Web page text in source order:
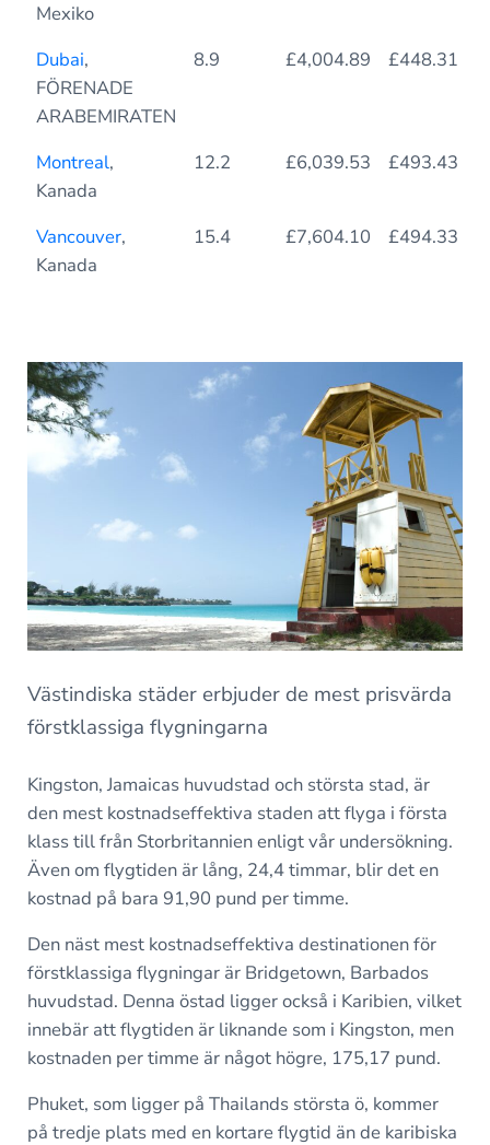
Mexiko
Dubai,
FÖRENADE
ARABEMIRATEN
8.9 £4,004.89 £448.31
Montreal,
Kanada
12.2 £6,039.53 £493.43
Vancouver,
Kanada
15.4 £7,604.10 £494.33
Västindiska städer erbjuder de mest prisvärda
förstklassiga flygningarna
Kingston, Jamaicas huvudstad och största stad, är
den mest kostnadseffektiva staden att flyga i första
klass till från Storbritannien enligt vår undersökning.
Även om flygtiden är lång, 24,4 timmar, blir det en
kostnad på bara 91,90 pund per timme.
Den näst mest kostnadseffektiva destinationen för
förstklassiga flygningar är Bridgetown, Barbados
huvudstad. Denna östad ligger också i Karibien, vilket
innebär att flygtiden är liknande som i Kingston, men
kostnaden per timme är något högre, 175,17 pund.
Phuket, som ligger på Thailands största ö, kommer
på tredje plats med en kortare flygtid än de karibiska